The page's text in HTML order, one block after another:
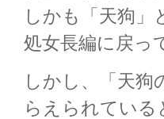
しかも「天狗」
処女長編に戻っ
しかし、「天狗
らえられている